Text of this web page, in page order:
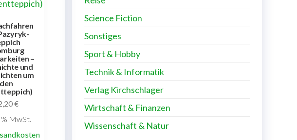
–
und
um
den
€
% MwSt.
Science Fiction
Sonstiges
Sport & Hobby
Technik & Informatik
Verlag Kirchschlager
Wirtschaft & Finanzen
Wissenschaft & Natur